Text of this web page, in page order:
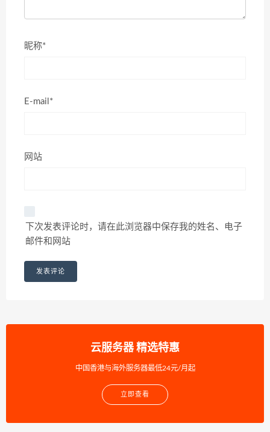
昵称*
E-mail*
网站
下次发表评论时，请在此浏览器中保存我的姓名、电子
邮件和网站
云服务器 精选特惠
中国香港与海外服务器最低24元/月起
立即查看